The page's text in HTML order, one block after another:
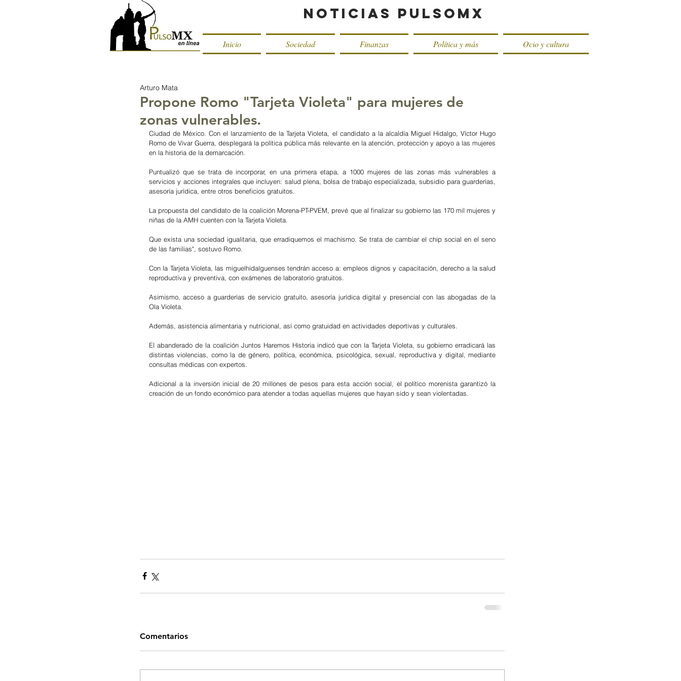
Noticias PulsoMX
Inicio Sociedad Finanzas Política y más Ocio y cultura
Propone Romo "Tarjeta Violeta" para mujeres de
zonas vulnerables.
Arturo Mata
Ciudad de México. Con el lanzamiento de la Tarjeta Violeta, el candidato a la alcaldía Miguel Hidalgo, Víctor Hugo
Romo de Vivar Guerra, desplegará la política pública más relevante en la atención, protección y apoyo a las mujeres
en la historia de la demarcación.
Puntualizó que se trata de incorporar, en una primera etapa, a 1000 mujeres de las zonas más vulnerables a
servicios y acciones integrales que incluyen: salud plena, bolsa de trabajo especializada, subsidio para guarderías,
asesoría jurídica, entre otros beneficios gratuitos.
La propuesta del candidato de la coalición Morena-PT-PVEM, prevé que al finalizar su gobierno las 170 mil mujeres y
niñas de la AMH cuenten con la Tarjeta Violeta.
Que exista una sociedad igualitaria, que erradiquemos el machismo. Se trata de cambiar el chip social en el seno
de las familias", sostuvo Romo.
Con la Tarjeta Violeta, las miguelhidalguenses tendrán acceso a: empleos dignos y capacitación, derecho a la salud
reproductiva y preventiva, con exámenes de laboratorio gratuitos.
Asimismo, acceso a guarderías de servicio gratuito, asesoría jurídica digital y presencial con las abogadas de la
Ola Violeta.
Además, asistencia alimentaria y nutricional, así como gratuidad en actividades deportivas y culturales.
El abanderado de la coalición Juntos Haremos Historia indicó que con la Tarjeta Violeta, su gobierno erradicará las
distintas violencias, como la de género, política, económica, psicológica, sexual, reproductiva y digital, mediante
consultas médicas con expertos.
Adicional a la inversión inicial de 20 millones de pesos para esta acción social, el político morenista garantizó la
creación de un fondo económico para atender a todas aquellas mujeres que hayan sido y sean violentadas.
Comentarios